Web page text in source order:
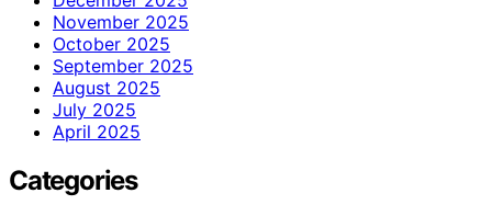
November 2025
October 2025
September 2025
August 2025
July 2025
April 2025
Categories